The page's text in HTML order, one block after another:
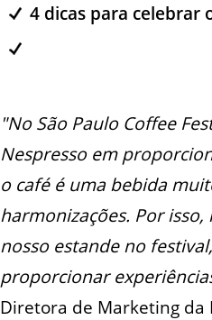
4 dicas para celebrar
"No São Paulo Coffee
Nespresso em
o café é uma bebida
harmonizações. Por
nosso estande no
proporcionar
Diretora de Marketing da